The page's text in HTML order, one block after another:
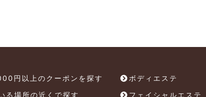
円以上のクーポンを探す
る場所の近くで探す
ボディエステ
フェイシャルエステ